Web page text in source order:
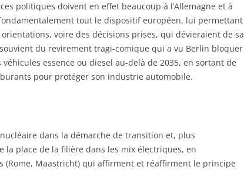
politiques doivent en effet beaucoup à l’Allemagne et à
tout le dispositif européen, lui permettant
voire des décisions prises, qui dévieraient de sa
du revirement tragi-comique qui a vu Berlin bloquer
essence ou diesel au-delà de 2035, en sortant de
pour protéger son industrie automobile.
dans la démarche de transition et, plus
place de la filière dans les mix électriques, en
(Rome, Maastricht) qui affirment et réaffirment le principe